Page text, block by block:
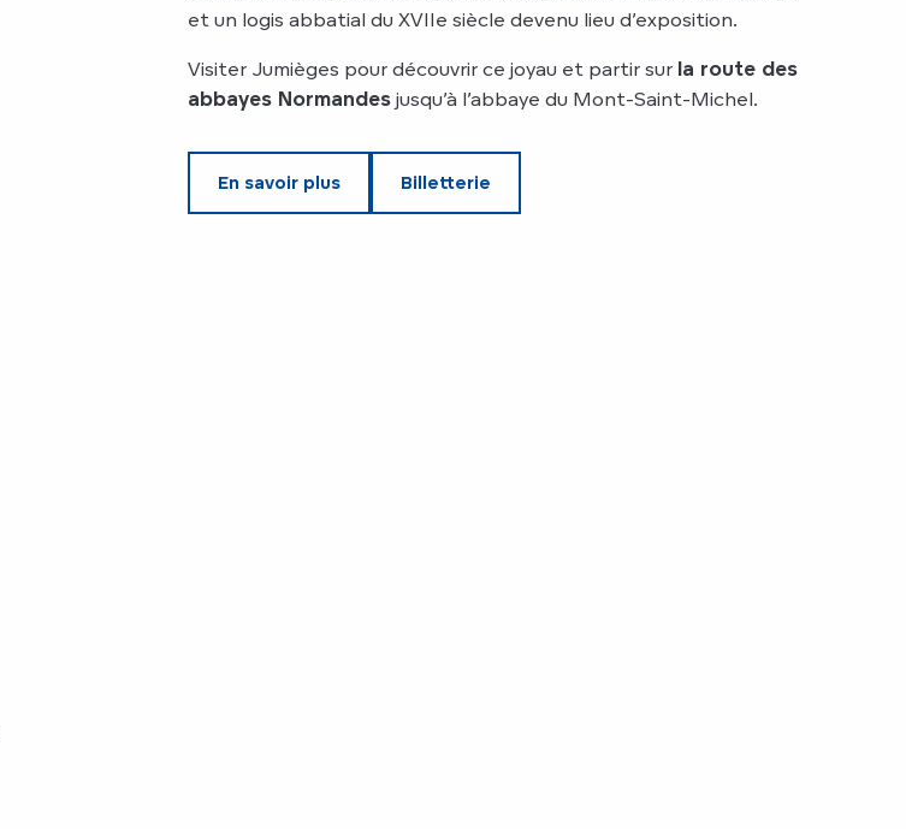
et un logis abbatial du XVIIe siècle devenu lieu d’exposition.
Visiter Jumièges pour découvrir ce joyau et partir sur la route des
abbayes Normandes jusqu’à l’abbaye du Mont-Saint-Michel.
En savoir plus Billetterie